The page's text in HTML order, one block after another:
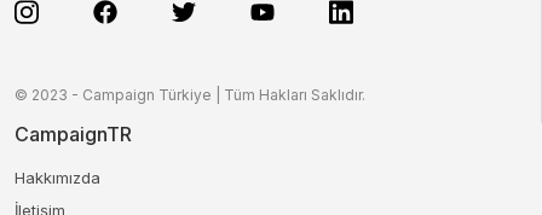
© 2023 - Campaign Türkiye | Tüm Hakları Saklıdır.
CampaignTR
Hakkımızda
İletişim